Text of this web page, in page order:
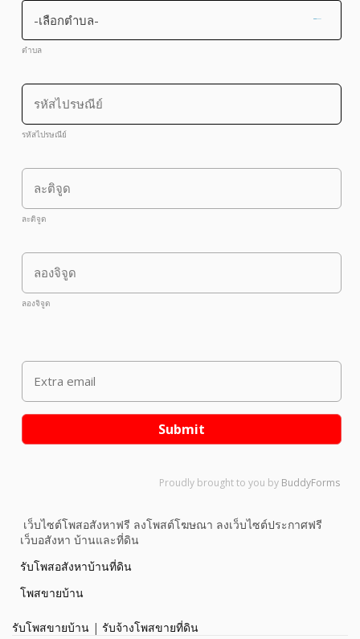
-เลือกตำบล-
ตำบล
รหัสไปรษณีย์
ละติจูด
ลองจิจูด
Submit
Proudly brought to you by BuddyForms
เว็บไซต์โพสอสังหาฟรี ลงโพสต์โฆษณา ลงเว็บไซต์ประกาศฟรี
เว็บอสังหา บ้านและที่ดิน
รับโพสอสังหาบ้านที่ดิน
โพสขายบ้าน
รับโพสขายบ้าน | รับจ้างโพสขายที่ดิน